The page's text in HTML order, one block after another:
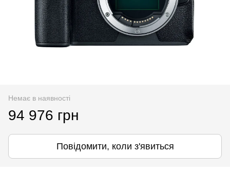
Немає в наявності
94 976 грн
Повідомити, коли з'явиться